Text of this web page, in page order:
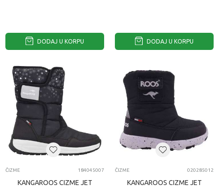
DODAJ U KORPU DODAJ U KORPU
ČIZME 184045007
KANGAROOS CIZME JET
ČIZME 020285012
KANGAROOS CIZME JET